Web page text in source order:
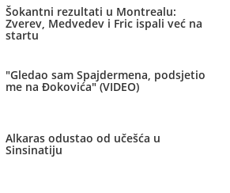
Šokantni rezultati u Montrealu:
Zverev, Medvedev i Fric ispali već na
startu
"Gledao sam Spajdermena, podsjetio
me na Đokovića" (VIDEO)
Alkaras odustao od učešća u
Sinsinatiju